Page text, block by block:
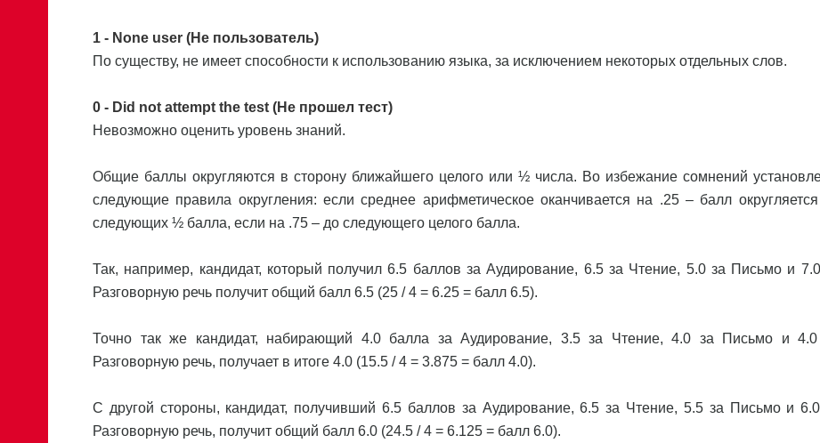
1 - None user (Не пользователь)
По существу, не имеет способности к использованию языка, за исключением некоторых отдельных слов.
0 - Did not attempt the test (Не прошел тест)
Невозможно оценить уровень знаний.
Общие баллы округляются в сторону ближайшего целого или ½ числа. Во избежание сомнений
следующие правила округления: если среднее арифметическое оканчивается на .25 – балл
следующих ½ балла, если на .75 – до следующего целого балла.
Так, например, кандидат, который получил 6.5 баллов за Аудирование, 6.5 за Чтение, 5.0 за Письмо и
Разговорную речь получит общий балл 6.5 (25 / 4 = 6.25 = балл 6.5).
Точно так же кандидат, набирающий 4.0 балла за Аудирование, 3.5 за Чтение, 4.0 за Письмо и
Разговорную речь, получает в итоге 4.0 (15.5 / 4 = 3.875 = балл 4.0).
С другой стороны, кандидат, получивший 6.5 баллов за Аудирование, 6.5 за Чтение, 5.5 за Письмо и
Разговорную речь, получит общий балл 6.0 (24.5 / 4 = 6.125 = балл 6.0).